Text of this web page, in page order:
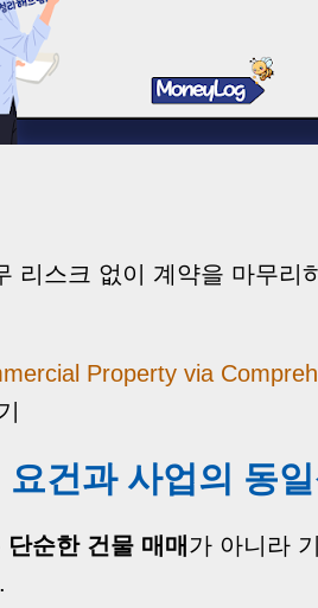
리스크 없이 계약을 마무리
Property via
건과 사업의 동
단순한 건물 매매 가 아니라